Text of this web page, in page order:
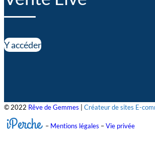
Y accéder
© 2022 Rêve de Gemmes Créateur de sites E-
iPerche – Mentions légales –Vie privée